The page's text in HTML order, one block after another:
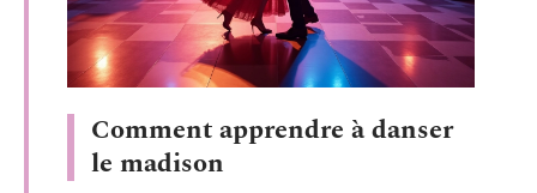
Comment apprendre à danser
le madison